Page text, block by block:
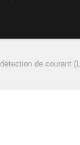
de courant